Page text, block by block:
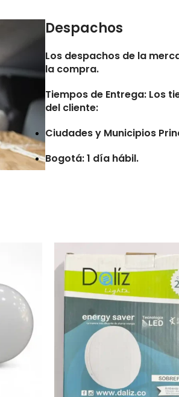
Despachos
Los despachos de la
la compra.
Tiempos de Entrega: Los
del cliente:
Ciudades y Municipios
Bogotá: 1 día hábil.
Las entregas no se
Los tiempos de entrega
direcciones erróneas o
reportadas por la
Pedidos con errores en
entrega adicionales por